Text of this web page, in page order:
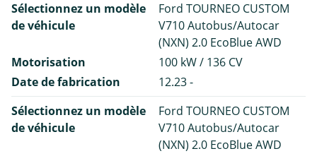
Sélectionnez un modèle
de véhicule
Ford TOURNEO CUSTOM
V710 Autobus/Autocar
(NXN) 2.0 EcoBlue AWD
Motorisation
100 kW / 136 CV
Date de fabrication
12.23 -
Sélectionnez un modèle
de véhicule
Ford TOURNEO CUSTOM
V710 Autobus/Autocar
(NXN) 2.0 EcoBlue AWD